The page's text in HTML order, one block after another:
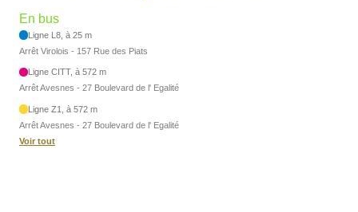
En bus
Ligne L8, à 25 m
Arrêt Virolois - 157 Rue des Piats
Ligne CITT, à 572 m
Arrêt Avesnes - 27 Boulevard de l' Egalité
Ligne Z1, à 572 m
Arrêt Avesnes - 27 Boulevard de l' Egalité
Voir tout